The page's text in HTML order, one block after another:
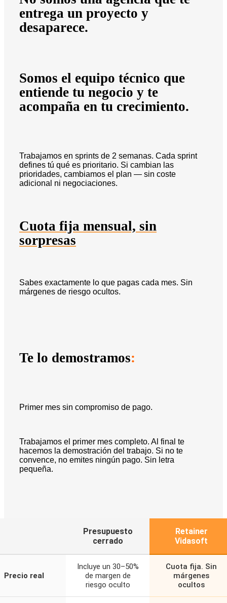
entrega un proyecto y
desaparece.
Somos el equipo técnico que
entiende tu negocio y te
acompaña en tu crecimiento.
Trabajamos en sprints de 2 semanas. Cada sprint
defines tú qué es prioritario. Si cambian las
prioridades, cambiamos el plan — sin coste
adicional ni negociaciones.
Cuota fija mensual, sin
sorpresas
Sabes exactamente lo que pagas cada mes. Sin
márgenes de riesgo ocultos.
Te lo demostramos:
Primer mes sin compromiso de pago.
Trabajamos el primer mes completo. Al final te
hacemos la demostración del trabajo. Si no te
convence, no emites ningún pago. Sin letra
pequeña.
Presupuesto
cerrado
Retainer
Vidasoft
Precio real
Incluye un 30–50%
de margen de
riesgo oculto
Cuota fija. Sin
márgenes
ocultos